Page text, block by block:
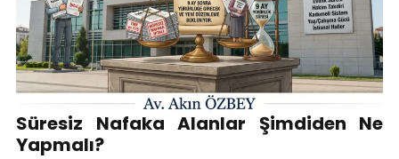
Süresiz Nafaka Alanlar Şimdiden Ne
Yapmalı?